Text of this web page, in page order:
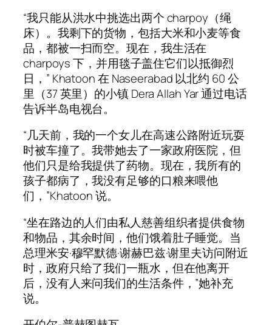
“我只能从洪水中挑选出两个 charpoy（绳
床）。我剩下的货物，包括大米和小麦等食
品，都被一扫而空。现在，我生活在
charpoys 下，并用毯子盖住它们以抵御烈
日，” Khatoon 在 Naseerabad 以北约 60 公
里（37 英里）的小镇 Dera Allah Yar 通过电话
告诉半岛电视台。
“几天前，我的一个女儿在高速公路附近玩耍
时被车撞了。我带她去了一家政府医院，但
他们只是给我提供了药物。现在，我所有的
孩子都病了，我没有足够的口粮来喂他
们，”Khatoon 说。
“坐在路边的人们由私人慈善组织者提供食物
和物品，其余时间，他们饿着肚子睡觉。当
总理米安·穆罕默德·谢赫巴兹·谢里夫访问附近
时，政府只给了我们一瓶水，但在他离开
后，没有人来问我们的生活条件，”她补充
说。